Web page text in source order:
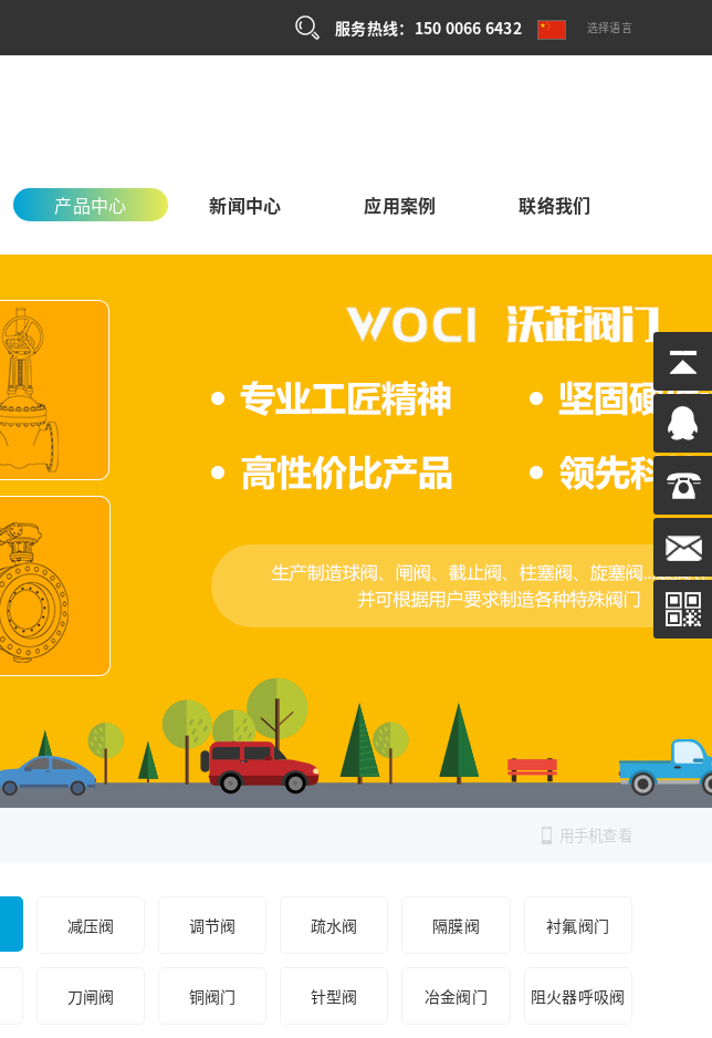
选择语言
服务热线：150 0066 6432
产品中心 新闻中心 应用案例 联络我们
用手机查看
减压阀 调节阀 疏水阀 隔膜阀 衬氟阀门
刀闸阀 铜阀门 针型阀 冶金阀门 阻火器呼吸阀